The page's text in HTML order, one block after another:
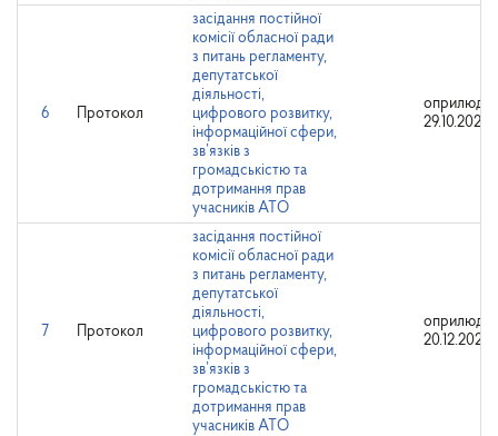
6 Протокол
засідання постійної
комісії обласної ради
з питань регламенту,
депутатської
діяльності,
цифрового розвитку,
інформаційної сфери,
зв’язків з
громадськістю та
дотримання прав
учасників АТО
29.10.2021
7 Протокол
засідання постійної
комісії обласної ради
з питань регламенту,
депутатської
діяльності,
цифрового розвитку,
інформаційної сфери,
зв’язків з
громадськістю та
дотримання прав
учасників АТО
20.12.2021